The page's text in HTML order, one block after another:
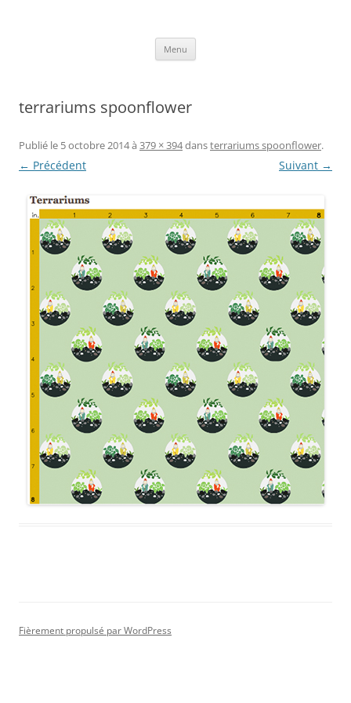
Menu
terrariums spoonflower
Publié le 5 octobre 2014à 379 × 394dansterrariums spoonflower.
← Précédent Suivant →
Fièrement propulsé par WordPress